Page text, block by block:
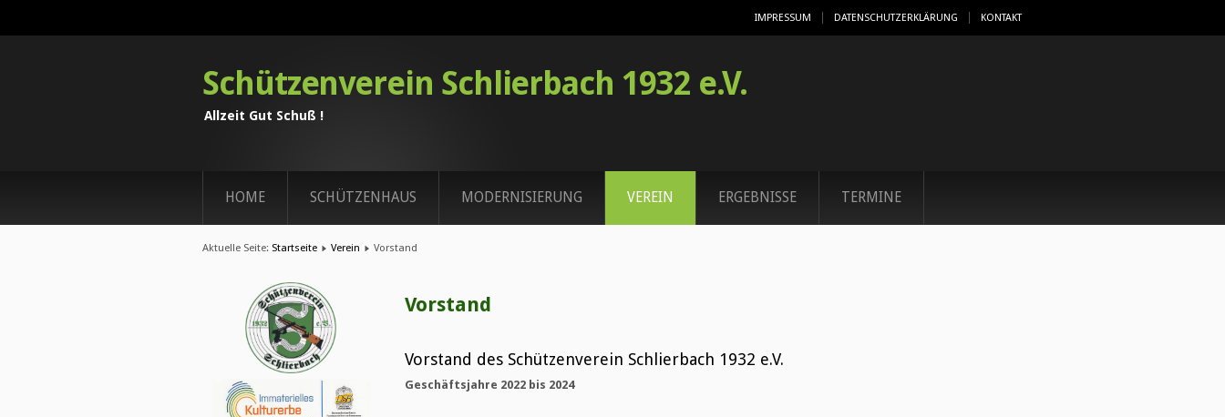
IMPRESSUM DATENSCHUTZERKLÄRUNG KONTAKT
Schützenverein Schlierbach 1932 e.V.
Allzeit Gut Schuß !
HOME SCHÜTZENHAUS MODERNISIERUNG VEREIN ERGEBNISSE TERMINE
Aktuelle Seite: Startseite Verein Vorstand
Vorstand
Vorstand des Schützenverein Schlierbach 1932 e.V.
Geschäftsjahre 2022 bis 2024